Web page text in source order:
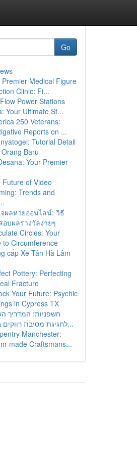
Go
Premier Medical Figure
Clinic: Fi...
Power Stations
Your Ultimate St...
250 Veterans:
Reports on ...
Tutorial Detail
Baru
Your Premier
Future of Video
Trends and
ผลหวยออนไลน์: วิธี
อบผลรางวัลง่ายๆ
Circles: Your
to Circumference
cấp Xe Tân Hà Lâm
Pottery: Perfecting
Fracture
Your Future: Psychic
in Cypress TX
חשפניות: המדריך
לחגיגת מסיבת רווקים בלתי נ...
Manchester:
made Craftsmans...